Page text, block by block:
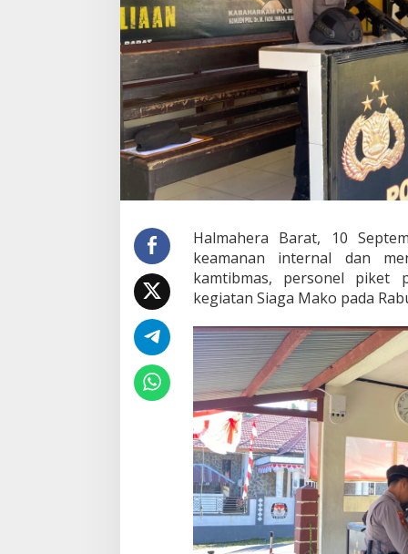
k
a
n
S
a
k
G
n
a
M
n
j
a
g
a
S
t
a
b
i
i
t
a
Halmahera Barat, 10
keamanan internal dan
kamtibmas, personel piket
kegiatan Siaga Mako pada